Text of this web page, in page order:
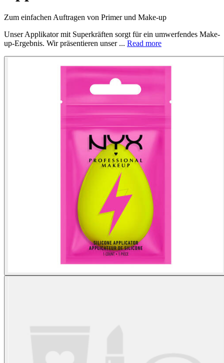
Zum einfachen Auftragen von Primer und Make-up
Unser Applikator mit Superkräften sorgt für ein umwerfendes Make-
up-Ergebnis. Wir präsentieren unser ... Read more